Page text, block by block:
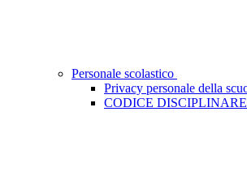
Personale scolastico
Privacy personale della
CODICE